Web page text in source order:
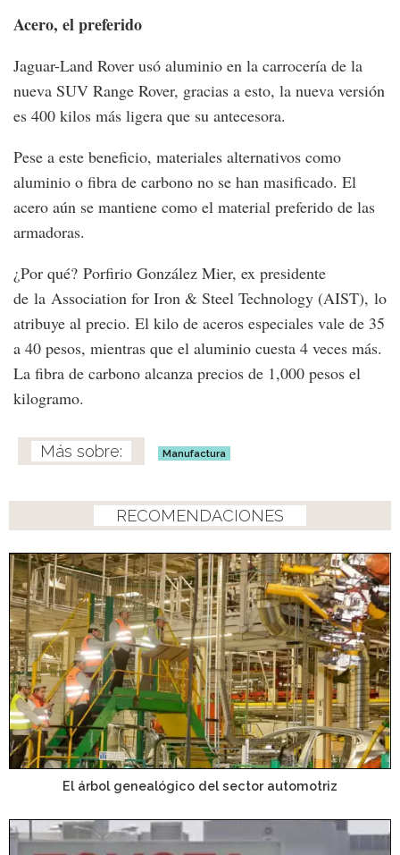
Acero, el preferido
Jaguar-Land Rover usó aluminio en la carrocería de la
nueva SUV Range Rover, gracias a esto, la nueva versión
es 400 kilos más ligera que su antecesora.
Pese a este beneficio, materiales alternativos como
aluminio o fibra de carbono no se han masificado. El
acero aún se mantiene como el material preferido de las
armadoras.
¿Por qué? Porfirio González Mier, ex presidente
de la Association for Iron & Steel Technology (AIST), lo
atribuye al precio. El kilo de aceros especiales vale de 35
a 40 pesos, mientras que el aluminio cuesta 4 veces más.
La fibra de carbono alcanza precios de 1,000 pesos el
kilogramo.
Manufactura
RECOMENDACIONES
El árbol genealógico del sector automotriz